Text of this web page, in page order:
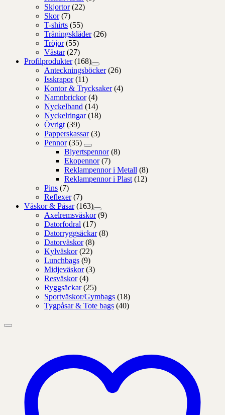
Skjortor (22)
Skor (7)
T-shirts (55)
Träningskläder (26)
Tröjor (55)
Västar (27)
Profilprodukter (168)
Anteckningsböcker (26)
Isskrapor (11)
Kontor & Trycksaker (4)
Namnbrickor (4)
Nyckelband (14)
Nyckelringar (18)
Övrigt (39)
Papperskassar (3)
Pennor (35)
Blyertspennor (8)
Ekopennor (7)
Reklampennor i Metall (8)
Reklampennor i Plast (12)
Pins (7)
Reflexer (7)
Väskor & Påsar (163)
Axelremsväskor (9)
Datorfodral (17)
Datorryggsäckar (8)
Datorväskor (8)
Kylväskor (22)
Lunchbags (9)
Midjeväskor (3)
Resväskor (4)
Ryggsäckar (25)
Sportväskor/Gymbags (18)
Tygpåsar & Tote bags (40)